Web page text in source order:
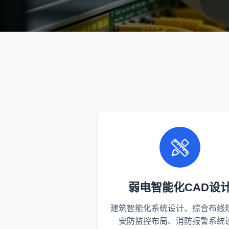
弱电智能化CAD设
建筑智能化系统设计、综合布线
安防监控布局、消防报警系统